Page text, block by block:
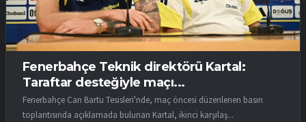
Fenerbahçe Teknik direktörü Kartal:
Taraftar desteğiyle maçı...
Fenerbahçe Can Bartu Tesisleri'nde, maç öncesi düzenlenen basın
toplantısında açıklamada bulunan Kartal, ikinci karşılaş...